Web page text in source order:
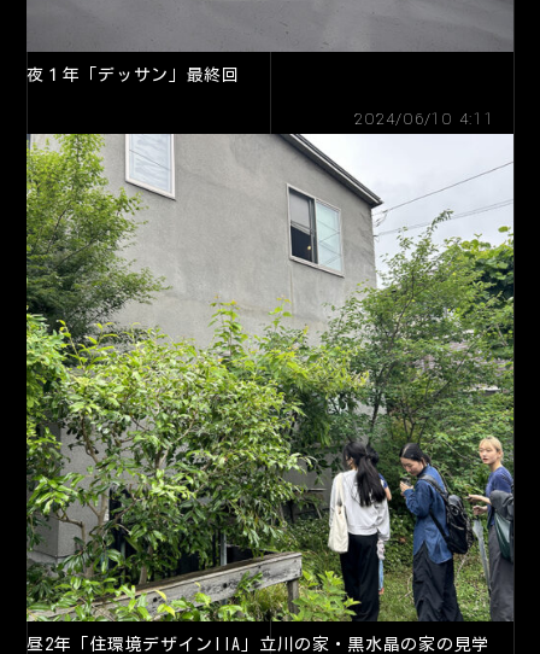
夜１年「デッサン」最終回
2024/06/10 4:11
昼2年「住環境デザインIIA」立川の家・黒水晶の家の見学